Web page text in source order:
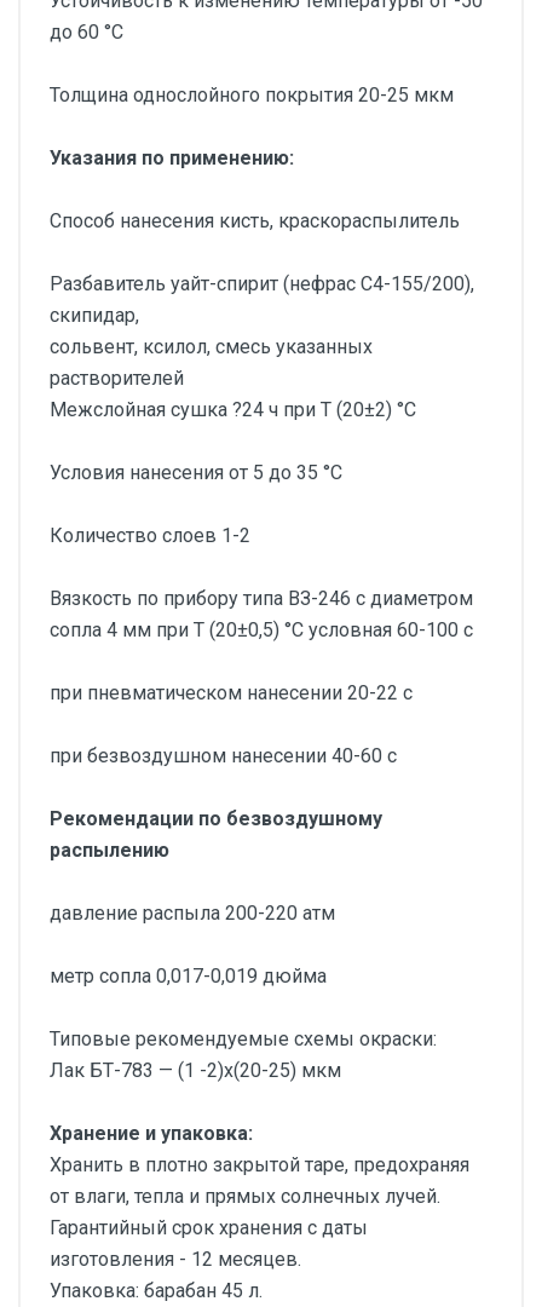
до 60 °С
Толщина однослойного покрытия 20-25 мкм
Указания по применению:
Способ нанесения кисть, краскораспылитель
Разбавитель уайт-спирит (нефрас С4-155/200),
скипидар,
сольвент, ксилол, смесь указанных
растворителей
Межслойная сушка ?24 ч при Т (20±2) °С
Условия нанесения от 5 до 35 °С
Количество слоев 1-2
Вязкость по прибору типа ВЗ-246 с диаметром
сопла 4 мм при Т (20±0,5) °С условная 60-100 с
при пневматическом нанесении 20-22 с
при безвоздушном нанесении 40-60 с
Рекомендации по безвоздушному
распылению
давление распыла 200-220 атм
метр сопла 0,017-0,019 дюйма
Типовые рекомендуемые схемы окраски:
Лак БТ-783 — (1 -2)х(20-25) мкм
Хранение и упаковка:
Хранить в плотно закрытой таре, предохраняя
от влаги, тепла и прямых солнечных лучей.
Гарантийный срок хранения с даты
изготовления - 12 месяцев.
Упаковка: барабан 45 л.